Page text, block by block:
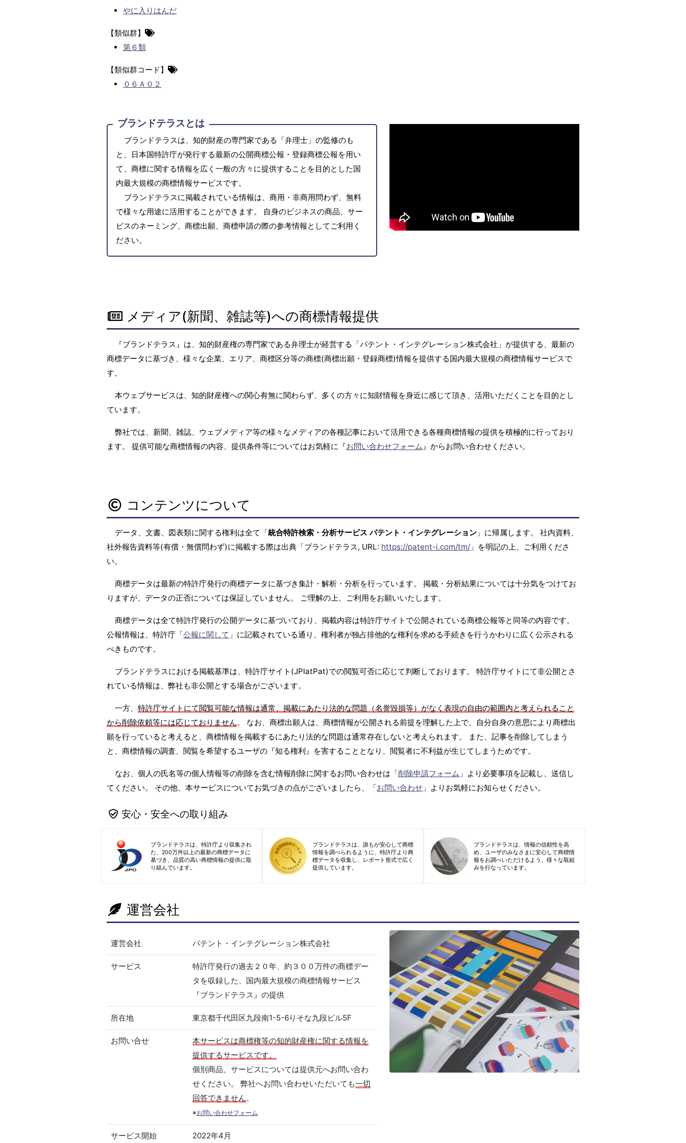
やに入りはんだ
【類似群】
第６類
【類似群コード】
０６Ａ０２
ブランドテラスとは
ブランドテラスは、知的財産の専門家である「弁理士」の監修のも
と、日本国特許庁が発行する最新の公開商標公報・登録商標公報を用い
て、商標に関する情報を広く一般の方々に提供することを目的とした国
内最大規模の商標情報サービスです。
ブランドテラスに掲載されている情報は、商用・非商用問わず、無料
で様々な用途に活用することができます。 自身のビジネスの商品、サー
ビスのネーミング、商標出願、商標申請の際の参考情報としてご利用く
ださい。
メディア(新聞、雑誌等)への商標情報提供
『ブランドテラス』は、知的財産権の専門家である弁理士が経営する「パテント・インテグレーション株式会社」が提供する、最新の
商標データに基づき、様々な企業、エリア、商標区分等の商標(商標出願・登録商標)情報を提供する国内最大規模の商標情報サービスで
す。
本ウェブサービスは、知的財産権への関心有無に関わらず、多くの方々に知財情報を身近に感じて頂き、活用いただくことを目的とし
ています。
弊社では、新聞、雑誌、ウェブメディア等の様々なメディアの各種記事において活用できる各種商標情報の提供を積極的に行っており
ます。 提供可能な商標情報の内容、提供条件等についてはお気軽に『お問い合わせフォーム 』からお問い合わせください。
コンテンツについて
データ、文書、図表類に関する権利は全て「統合特許検索・分析サービス パテント・インテグレーション 」に帰属します。 社内資料、
社外報告資料等(有償・無償問わず)に掲載する際は出典「ブランドテラス, URL: https://patent-i.com/tm/ 」を明記の上、ご利用くださ
い。
商標データは最新の特許庁発行の商標データに基づき集計・解析・分析を行っています。 掲載・分析結果については十分気をつけてお
りますが、データの正否については保証していません。 ご理解の上、ご利用をお願いいたします。
商標データは全て特許庁発行の公開データに基づいており、掲載内容は特許庁サイトで公開されている商標公報等と同等の内容です。
公報情報は、特許庁「公報に関して 」に記載されている通り、権利者が独占排他的な権利を求める手続きを行うかわりに広く公示される
べきものです。
ブランドテラスにおける掲載基準は、特許庁サイト(JPlatPat)での閲覧可否に応じて判断しております。 特許庁サイトにて非公開とさ
れている情報は、弊社も非公開とする場合がございます。
一方、 特許庁サイトにて閲覧可能な情報は通常、掲載にあたり法的な問題（名誉毀損等）がなく表現の自由の範囲内と考えられること
から削除依頼等には応じておりません。 なお、商標出願人は、商標情報が公開される前提を理解した上で、自分自身の意思により商標出
願を行っていると考えると、商標情報を掲載するにあたり法的な問題は通常存在しないと考えられます。 また、記事を削除してしまう
と、商標情報の調査、閲覧を希望するユーザの『知る権利』を害することとなり、閲覧者に不利益が生じてしまうためです。
なお、個人の氏名等の個人情報等の削除を含む情報削除に関するお問い合わせは「削除申請フォーム 」より必要事項を記載し、送信し
てください。 その他、本サービスについてお気づきの点がございましたら、「お問い合わせ 」よりお気軽にお知らせください。
安心・安全への取り組み
ブランドテラスは、特許庁より収集され
た、200万件以上の最新の商標データに
基づき、品質の高い商標情報の提供に取
り組んでいます。
ブランドテラスは、誰もが安心して商標
情報を調べられるように、特許庁より商
標データを収集し、レポート形式で広く
提供しています。
ブランドテラスは、情報の信頼性を高
め、ユーザのみなさまに安心して商標情
報をお調べいただけるよう、様々な取組
みを行なっています。
運営会社
運営会社 パテント・インテグレーション株式会社
サービス
特許庁発行の過去２０年、約３００万件の商標デー
タを収録した、国内最大規模の商標情報サービス
『ブランドテラス』の提供
所在地 東京都千代田区九段南1-5-6りそな九段ビル5F
お問い合せ
本サービスは商標権等の知的財産権に関する情報を
提供するサービスです。
個別商品、サービスについては提供元へお問い合わ
せください。 弊社へお問い合わせいただいても一切
回答できません。
※お問い合わせフォーム
サービス開始 2022年4月